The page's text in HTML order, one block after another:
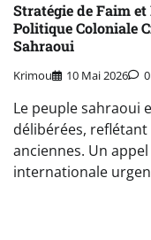
Stratégie de Faim et
Politique Coloniale
Sahraoui
Krimou 10 Mai 2026 0
Le peuple sahraoui
délibérées,
anciennes. Un
internationale